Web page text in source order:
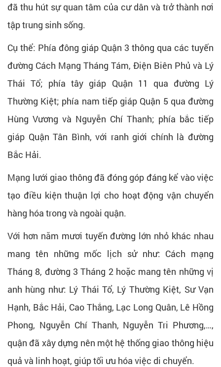
đã thu hút sự quan tâm của cư dân và trở thành nơi
tập trung sinh sống.
Cụ thể: Phía đông giáp Quận 3 thông qua các tuyến
đường Cách Mạng Tháng Tám, Điện Biên Phủ và Lý
Thái Tổ; phía tây giáp Quận 11 qua đường Lý
Thường Kiệt; phía nam tiếp giáp Quận 5 qua đường
Hùng Vương và Nguyễn Chí Thanh; phía bắc tiếp
giáp Quận Tân Bình, với ranh giới chính là đường
Bắc Hải.
Mạng lưới giao thông đã đóng góp đáng kể vào việc
tạo điều kiện thuận lợi cho hoạt động vận chuyển
hàng hóa trong và ngoài quận.
Với hơn năm mươi tuyến đường lớn nhỏ khác nhau
mang tên những mốc lịch sử như: Cách mạng
Tháng 8, đường 3 Tháng 2 hoặc mang tên những vị
anh hùng như: Lý Thái Tổ, Lý Thường Kiệt, Sư Vạn
Hạnh, Bắc Hải, Cao Thắng, Lạc Long Quân, Lê Hồng
Phong, Nguyễn Chí Thanh, Nguyễn Tri Phương,…,
quận đã xây dựng nên một hệ thống giao thông hiệu
quả và linh hoạt, giúp tối ưu hóa việc di chuyển.